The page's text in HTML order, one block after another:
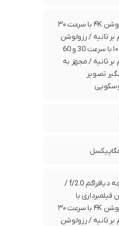
رزولوشن ۴K با سرعت ۳۰
بر ثانیه / رزولوشن
۱۰۸۰p با سرعت 30 و 60
بر ثانیه / مجهز به
تصویر
دریچه دیافراگم f/2.0 /
فیلمبرداری با
رزولوشن ۴K با سرعت ۳۰
بر ثانیه / رزولوشن